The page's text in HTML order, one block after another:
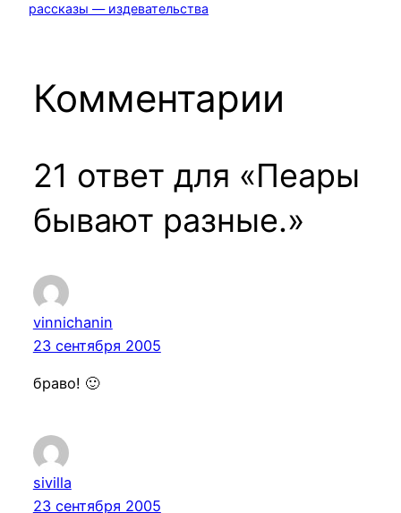
рассказы — издевательства
Комментарии
21 ответ для «Пеары
бывают разные.»
vinnichanin
23 сентября 2005
браво! 🙂
sivilla
23 сентября 2005